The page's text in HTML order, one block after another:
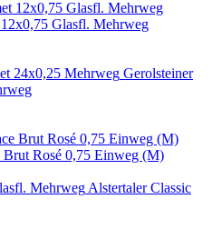
Glasfl. Mehrweg
Gerolsteiner
Rosé 0,75 Einweg (M)
Alstertaler Classic